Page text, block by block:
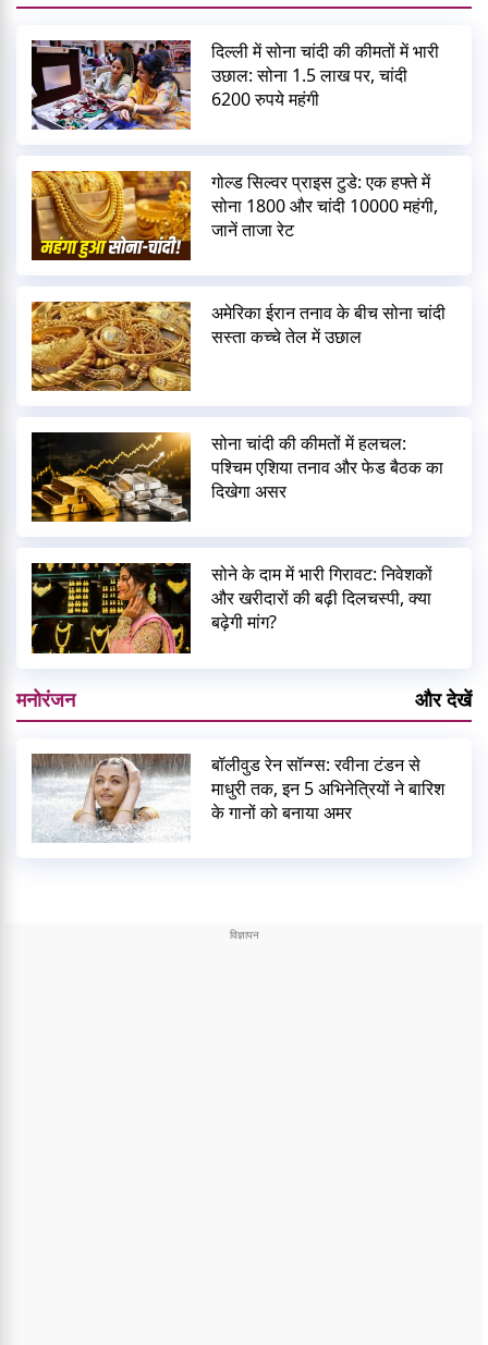
दिल्ली में सोना चांदी की कीमतों में भारी
उछाल: सोना 1.5 लाख पर, चांदी
6200 रुपये महंगी
गोल्ड सिल्वर प्राइस टुडे: एक हफ्ते में
सोना 1800 और चांदी 10000 महंगी,
जानें ताजा रेट
अमेरिका ईरान तनाव के बीच सोना चांदी
सस्ता कच्चे तेल में उछाल
सोना चांदी की कीमतों में हलचल:
पश्चिम एशिया तनाव और फेड बैठक का
दिखेगा असर
सोने के दाम में भारी गिरावट: निवेशकों
और खरीदारों की बढ़ी दिलचस्पी, क्या
बढ़ेगी मांग?
मनोरंजन और देखें
बॉलीवुड रेन सॉन्ग्स: रवीना टंडन से
माधुरी तक, इन 5 अभिनेत्रियों ने बारिश
के गानों को बनाया अमर